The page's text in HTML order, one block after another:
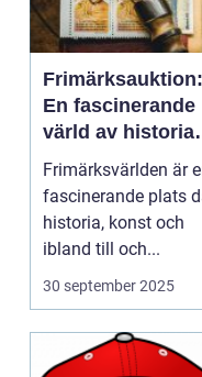
Frimärksauktion:
En fascinerande
värld av historia
och samlande
Frimärksvärlden är
fascinerande plats
historia, konst och
ibland till och...
30 september 2025